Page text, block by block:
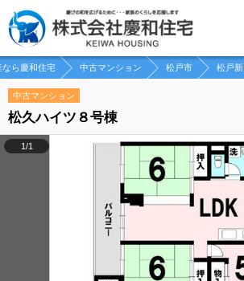
ら慶和住宅 中古マンション 松戸市 松戸新
中古マンション
松久ハイツ８号棟
1/1